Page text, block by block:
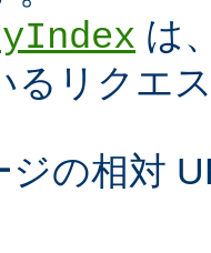
は
るリクエ
ジの相対